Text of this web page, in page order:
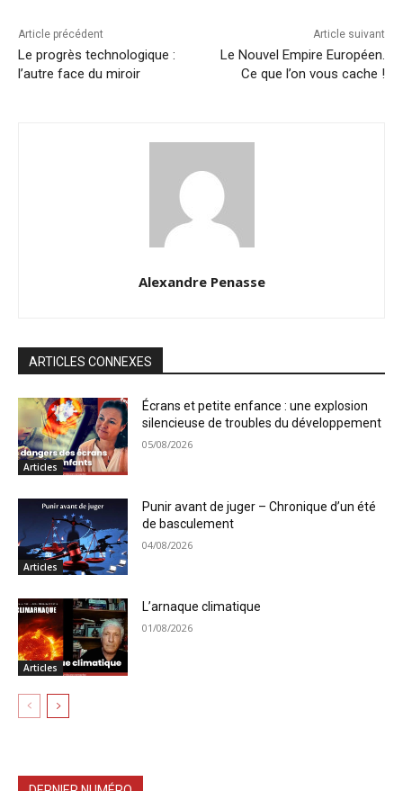
Article précédent
Le progrès technologique :
l’autre face du miroir
Article suivant
Le Nouvel Empire Européen.
Ce que l’on vous cache !
Alexandre Penasse
ARTICLES CONNEXES
Articles
Écrans et petite enfance : une explosion
silencieuse de troubles du développement
05/08/2026
Articles
Punir avant de juger – Chronique d’un été
de basculement
04/08/2026
Articles
L’arnaque climatique
01/08/2026